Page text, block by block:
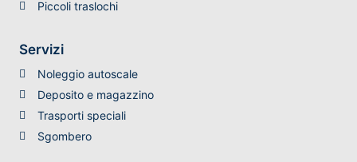
Piccoli traslochi
Servizi
Noleggio autoscale
Deposito e magazzino
Trasporti speciali
Sgombero